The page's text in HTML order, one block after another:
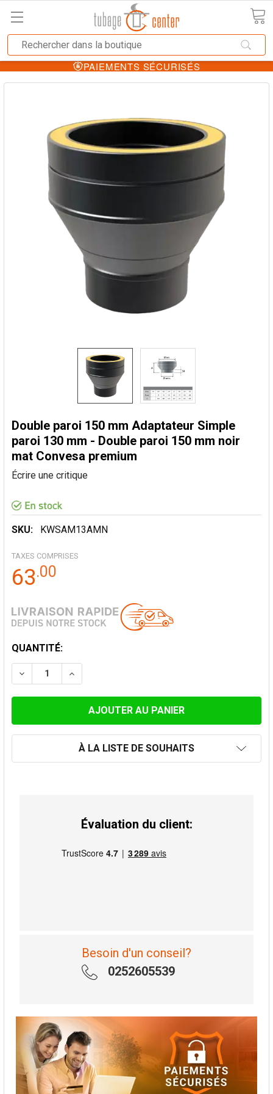
PAIEMENTS SÉCURISÉS
Double paroi 150 mm Adaptateur Simple
paroi 130 mm - Double paroi 150 mm noir
mat Convesa premium
Écrire une critique
SKU: KWSAM13AMN
TAXES COMPRISES
63.00
STOCK
ACTUEL:
QUANTITÉ:
DIMINUER LA QUANTITÉ DE DOUBLE PAROI 150 MM
AUGMENTER LA QUANTITÉ DE DOUBLE
À LA LISTE DE SOUHAITS
Évaluation du client:
Besoin d'un conseil?
0252605539